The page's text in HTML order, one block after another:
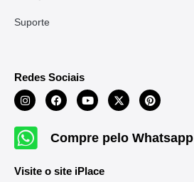
Suporte
Redes Sociais
Compre pelo Whatsapp
Visite o site iPlace